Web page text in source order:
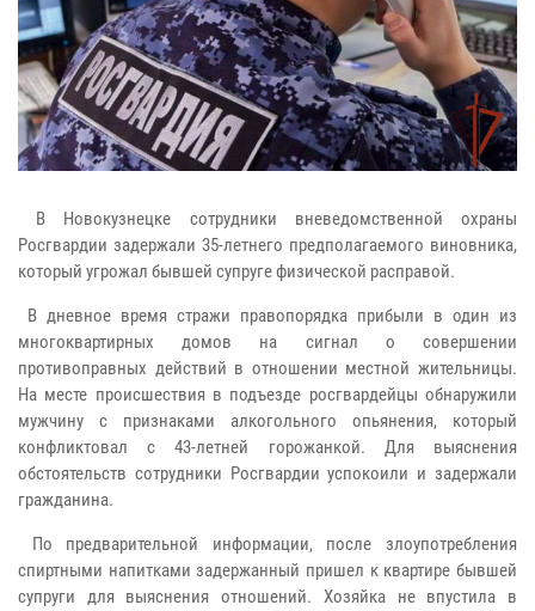
В Новокузнецке сотрудники вневедомственной охраны
Росгвардии задержали 35-летнего предполагаемого виновника,
который угрожал бывшей супруге физической расправой.
В дневное время стражи правопорядка прибыли в один из
многоквартирных домов на сигнал о совершении
противоправных действий в отношении местной жительницы.
На месте происшествия в подъезде росгвардейцы обнаружили
мужчину с признаками алкогольного опьянения, который
конфликтовал с 43‑летней горожанкой. Для выяснения
обстоятельств сотрудники Росгвардии успокоили и задержали
гражданина.
По предварительной информации, после злоупотребления
спиртными напитками задержанный пришел к квартире бывшей
супруги для выяснения отношений. Хозяйка не впустила в